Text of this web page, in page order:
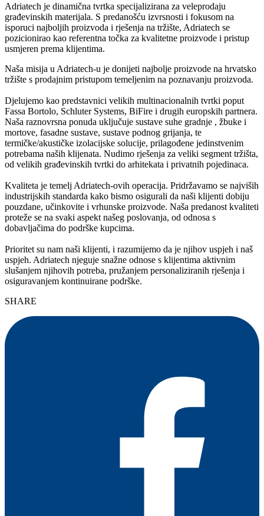
Adriatech je dinamična tvrtka specijalizirana za veleprodaju
građevinskih materijala. S predanošću izvrsnosti i fokusom na
isporuci najboljih proizvoda i rješenja na tržište, Adriatech se
pozicionirao kao referentna točka za kvalitetne proizvode i pristup
usmjeren prema klijentima.
Naša misija u Adriatech-u je donijeti najbolje proizvode na hrvatsko
tržište s prodajnim pristupom temeljenim na poznavanju proizvoda.
Djelujemo kao predstavnici velikih multinacionalnih tvrtki poput
Fassa Bortolo, Schluter Systems, BiFire i drugih europskih partnera.
Naša raznovrsna ponuda uključuje sustave suhe gradnje , žbuke i
mortove, fasadne sustave, sustave podnog grijanja, te
termičke/akustičke izolacijske solucije, prilagođene jedinstvenim
potrebama naših klijenata. Nudimo rješenja za veliki segment tržišta,
od velikih građevinskih tvrtki do arhitekata i privatnih pojedinaca.
Kvaliteta je temelj Adriatech-ovih operacija. Pridržavamo se najviših
industrijskih standarda kako bismo osigurali da naši klijenti dobiju
pouzdane, učinkovite i vrhunske proizvode. Naša predanost kvaliteti
proteže se na svaki aspekt našeg poslovanja, od odnosa s
dobavljačima do podrške kupcima.
Prioritet su nam naši klijenti, i razumijemo da je njihov uspjeh i naš
uspjeh. Adriatech njeguje snažne odnose s klijentima aktivnim
slušanjem njihovih potreba, pružanjem personaliziranih rješenja i
osiguravanjem kontinuirane podrške.
SHARE